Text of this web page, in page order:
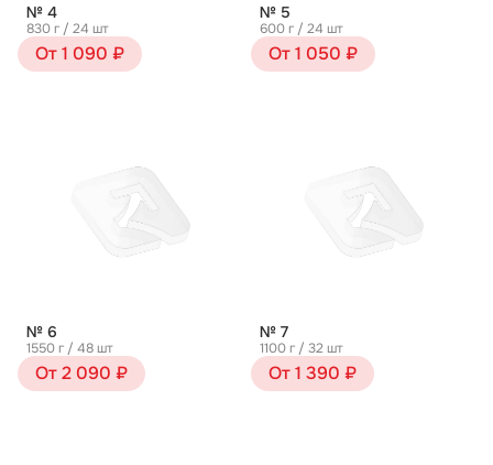
№ 4
830 г / 24 шт
От 1 090 ₽
№ 5
600 г / 24 шт
От 1 050 ₽
№ 6
1550 г / 48 шт
От 2 090 ₽
№ 7
1100 г / 32 шт
От 1 390 ₽